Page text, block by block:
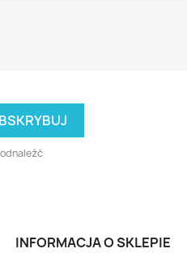
INFORMACJA O SKLEPIE